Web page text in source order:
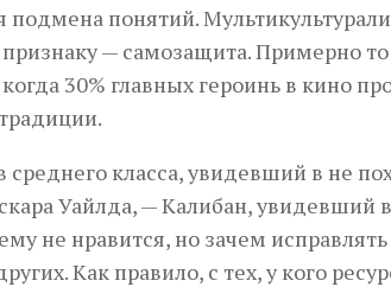
понятий.
— самозащита. Примерно
30% главных героинь в кино
класса, увидевший в не
Уайлда, — Калибан, увидевший
не нравится, но зачем исправлять
Как правило, с тех, у кого